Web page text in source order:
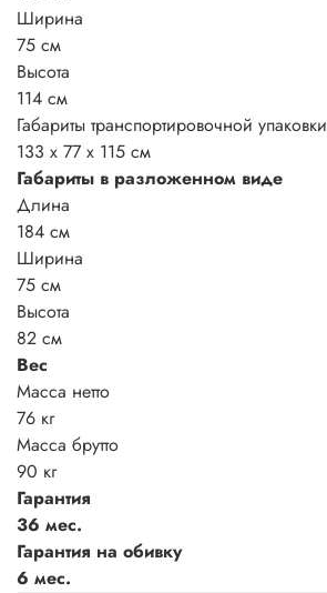
Ширина
75 см
Высота
114 см
Габариты транспортировочной упаковки
133 х 77 х 115 см
Габариты в разложенном виде
Длина
184 см
Ширина
75 см
Высота
82 см
Вес
Масса нетто
76 кг
Масса брутто
90 кг
Гарантия
36 мес.
Гарантия на обивку
6 мес.